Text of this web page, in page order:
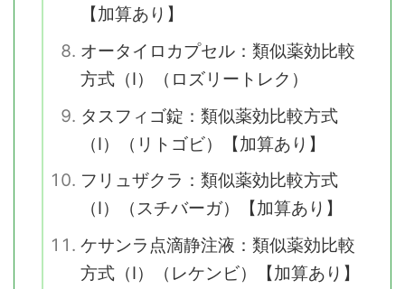
【加算あり】
オータイロカプセル：類似薬効比較
方式（Ⅰ）（ロズリートレク）
タスフィゴ錠：類似薬効比較方式
（Ⅰ）（リトゴビ）【加算あり】
フリュザクラ：類似薬効比較方式
（Ⅰ）（スチバーガ）【加算あり】
ケサンラ点滴静注液：類似薬効比較
方式（Ⅰ）（レケンビ）【加算あり】